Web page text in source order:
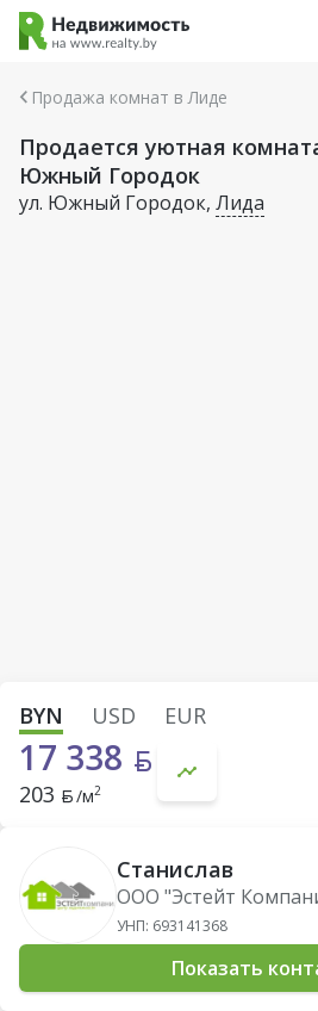
Продажа комнат в Лиде
Продается уютная
Южный Городок
ул. Южный Городок, Лида
BYN USD EUR
17 338
203 /м2
Станислав
ООО "Эстейт
УНП: 693141368
Показать